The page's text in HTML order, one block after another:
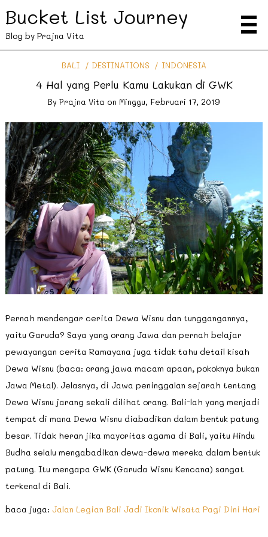
Bucket List Journey
Blog by Prajna Vita
BALI DESTINATIONS INDONESIA
4 Hal yang Perlu Kamu Lakukan di GWK
By Prajna Vita on Minggu, Februari 17, 2019
Pernah mendengar cerita Dewa Wisnu dan tunggangannya,
yaitu Garuda? Saya yang orang Jawa dan pernah belajar
pewayangan cerita Ramayana juga tidak tahu detail kisah
Dewa Wisnu (baca: orang jawa macam apaan, pokoknya bukan
Jawa Metal). Jelasnya, di Jawa peninggalan sejarah tentang
Dewa Wisnu jarang sekali dilihat orang. Bali-lah yang menjadi
tempat di mana Dewa Wisnu diabadikan dalam bentuk patung
besar. Tidak heran jika mayoritas agama di Bali, yaitu Hindu
Budha selalu mengabadikan dewa-dewa mereka dalam bentuk
patung. Itu mengapa GWK (Garuda Wisnu Kencana) sangat
terkenal di Bali.
baca juga: Jalan Legian Bali Jadi Ikonik Wisata Pagi Dini Hari